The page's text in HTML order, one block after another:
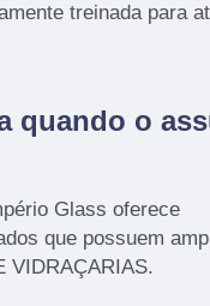
treinada para
quando o
Glass oferece
que possuem
VIDRAÇARIAS.